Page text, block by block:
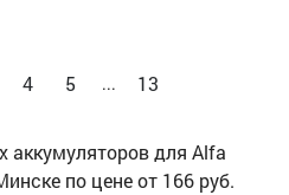
4 5 ... 13
для Alfa
по цене от 166 руб.